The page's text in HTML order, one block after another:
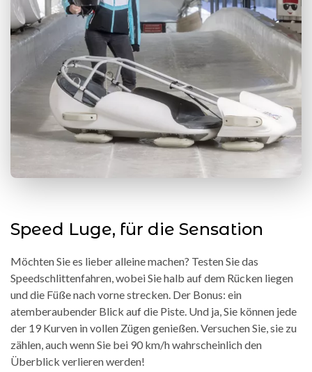
Speed Luge, für die Sensation
Möchten Sie es lieber alleine machen? Testen Sie das
Speedschlittenfahren, wobei Sie halb auf dem Rücken liegen
und die Füße nach vorne strecken. Der Bonus: ein
atemberaubender Blick auf die Piste. Und ja, Sie können jede
der 19 Kurven in vollen Zügen genießen. Versuchen Sie, sie zu
zählen, auch wenn Sie bei 90 km/h wahrscheinlich den
Überblick verlieren werden!